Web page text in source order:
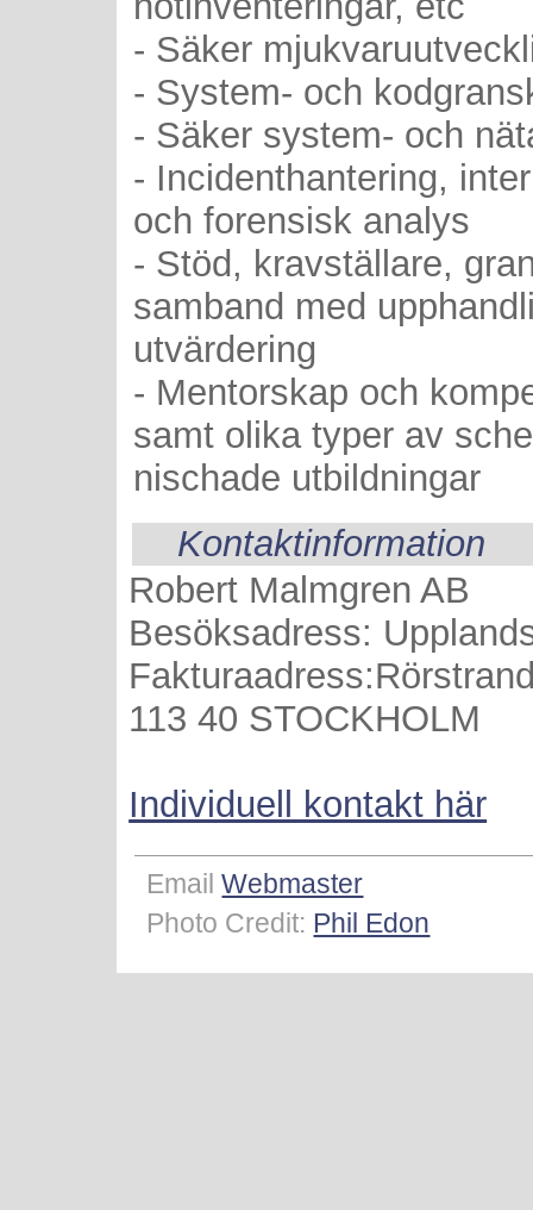
- Säker
- System- och
- Säker system- och
- Incidenthantering,
och forensisk analys
- Stöd, kravställare,
samband med
utvärdering
- Mentorskap och
samt olika typer av
nischade utbildningar
Kontaktinformation
Robert Malmgren AB
Besöksadress:
113 40 STOCKHOLM
Individuell kontakt här
EmailWebmaster
Photo Credit: Phil Edon